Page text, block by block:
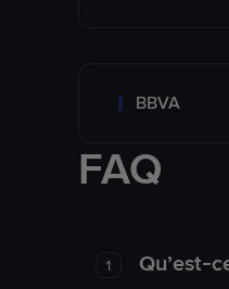
BBVA
FAQ
1 Qu’est-